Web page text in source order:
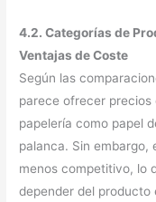
4.2. Categorías de
Ventajas de Coste
Según las
parece ofrecer
papelería como papel
palanca. Sin embargo,
menos competitivo, lo
depender del producto